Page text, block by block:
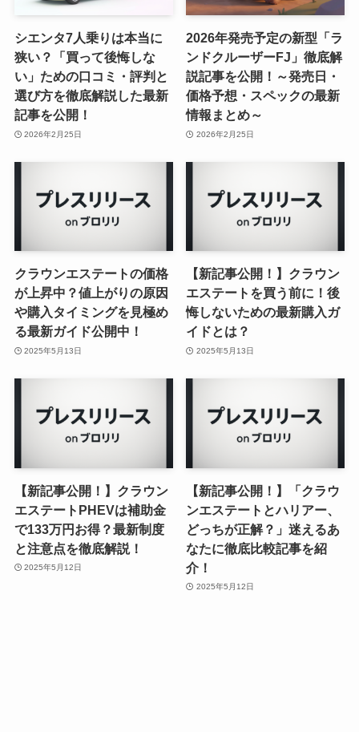
シエンタ7人乗りは本当に
狭い？「買って後悔しな
い」ための口コミ・評判と
選び方を徹底解説した最新
記事を公開！
2026年2月25日
2026年発売予定の新型「ラ
ンドクルーザーFJ」徹底解
説記事を公開！～発売日・
価格予想・スペックの最新
情報まとめ～
2026年2月25日
クラウンエステートの価格
が上昇中？値上がりの原因
や購入タイミングを見極め
る最新ガイド公開中！
2025年5月13日
【新記事公開！】クラウン
エステートを買う前に！後
悔しないための最新購入ガ
イドとは？
2025年5月13日
【新記事公開！】クラウン
エステートPHEVは補助金
で133万円お得？最新制度
と注意点を徹底解説！
2025年5月12日
【新記事公開！】「クラウ
ンエステートとハリアー、
どっちが正解？」迷えるあ
なたに徹底比較記事を紹
介！
2025年5月12日